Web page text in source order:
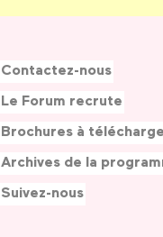
Contactez-nous
Le Forum recrute
Brochures à
Archives de la
Suivez-nous